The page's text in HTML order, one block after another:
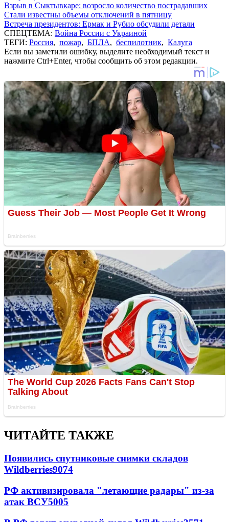
Взрыв в Сыктывкаре: возросло количество пострадавших
Стали известны объемы отключений в пятницу
Встреча президентов: Ермак и Рубио обсудили детали
СПЕЦТЕМА: Война России с Украиной
ТЕГИ: Россия, пожар, БПЛА, беспилотник, Калуга
Если вы заметили ошибку, выделите необходимый текст и
нажмите Ctrl+Enter, чтобы сообщить об этом редакции.
ЧИТАЙТЕ ТАКЖЕ
Появились спутниковые снимки складов
Wildberries9074
РФ активизировала "летающие радары" из-за
атак ВСУ5005